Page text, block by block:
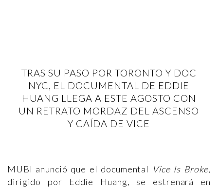
TRAS SU PASO POR TORONTO Y DOC
NYC, EL DOCUMENTAL DE EDDIE
HUANG LLEGA A ESTE AGOSTO CON
UN RETRATO MORDAZ DEL ASCENSO
Y CAÍDA DE VICE
MUBI anunció que el documental Vice Is Broke,
dirigido por Eddie Huang, se estrenará en